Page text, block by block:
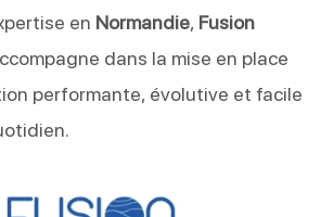
en Normandie, Fusion
dans la mise en place
performante, évolutive et facile